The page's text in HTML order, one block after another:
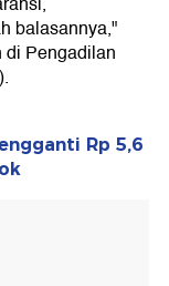
balasannya,"
di Pengadilan
Rp 5,6